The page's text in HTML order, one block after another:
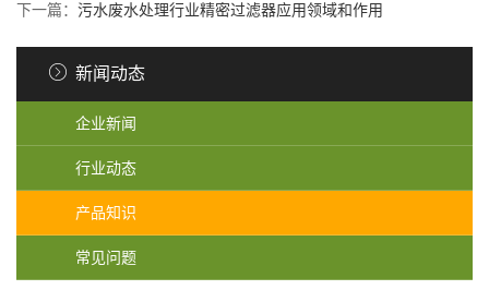
下一篇： 污水废水处理行业精密过滤器应用领域和作用
新闻动态
企业新闻
行业动态
产品知识
常见问题